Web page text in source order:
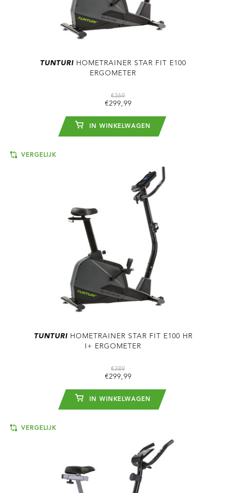
TUNTURI HOMETRAINER STAR FIT E100
ERGOMETER
€369
€299,99
IN WINKELWAGEN
VERGELIJK
TUNTURIHOMETRAINER STAR FIT E100 HR
I+ ERGOMETER
€389
€299,99
IN WINKELWAGEN
VERGELIJK